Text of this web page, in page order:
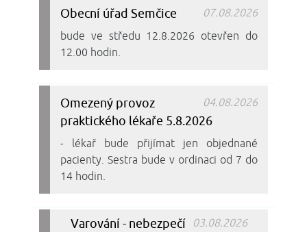
07.08.2026
Obecní úřad Semčice
bude ve středu 12.8.2026 otevřen do
12.00 hodin.
04.08.2026
Omezený provoz
praktického lékaře 5.8.2026
- lékař bude přijímat jen objednané
pacienty. Sestra bude v ordinaci od 7 do
14 hodin.
03.08.2026
Varování - nebezpečí